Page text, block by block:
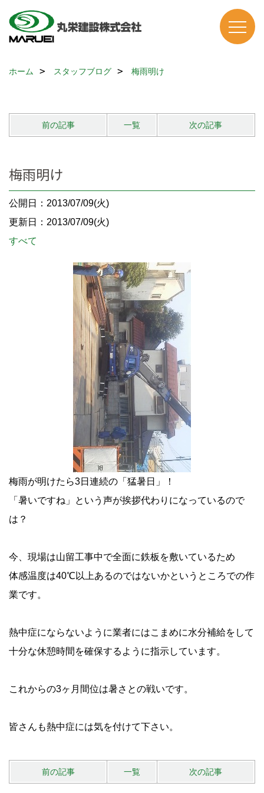
ホーム スタッフブログ 梅雨明け
前の記事 一覧 次の記事
梅雨明け
公開日：2013/07/09(火)
更新日：2013/07/09(火)
すべて
梅雨が明けたら3日連続の「猛暑日」！
「暑いですね」という声が挨拶代わりになっているので
は？
今、現場は山留工事中で全面に鉄板を敷いているため
体感温度は40℃以上あるのではないかというところでの作
業です。
熱中症にならないように業者にはこまめに水分補給をして
十分な休憩時間を確保するように指示しています。
これからの3ヶ月間位は暑さとの戦いです。
皆さんも熱中症には気を付けて下さい。
前の記事 一覧 次の記事